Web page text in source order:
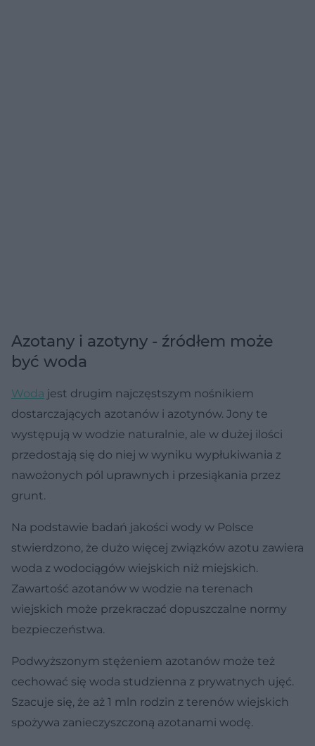
Azotany i azotyny - źródłem może
być woda
Woda jest drugim najczęstszym nośnikiem
dostarczających azotanów i azotynów. Jony te
występują w wodzie naturalnie, ale w dużej ilości
przedostają się do niej w wyniku wypłukiwania z
nawożonych pól uprawnych i przesiąkania przez
grunt.
Na podstawie badań jakości wody w Polsce
stwierdzono, że dużo więcej związków azotu zawiera
woda z wodociągów wiejskich niż miejskich.
Zawartość azotanów w wodzie na terenach
wiejskich może przekraczać dopuszczalne normy
bezpieczeństwa.
Podwyższonym stężeniem azotanów może też
cechować się woda studzienna z prywatnych ujęć.
Szacuje się, że aż 1 mln rodzin z terenów wiejskich
spożywa zanieczyszczoną azotanami wodę.